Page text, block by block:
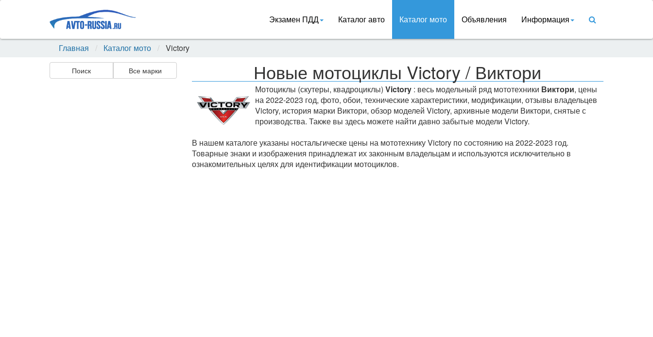
Экзамен ПДД Каталог авто Каталог мото Объявления Информация
Главная Каталог мото Victory
Поиск Все марки Новые мотоциклы Victory / Виктори
Мотоциклы (скутеры, квадроциклы) Victory : весь модельный ряд мототехники Виктори, цены
на 2022-2023 год, фото, обои, технические характеристики, модификации, отзывы владельцев
Victory, история марки Виктори, обзор моделей Victory, архивные модели Виктори, снятые с
производства. Также вы здесь можете найти давно забытые модели Victory.
В нашем каталоге указаны ностальгическе цены на мототехнику Victory по состоянию на 2022-2023 год.
Товарные знаки и изображения принадлежат их законным владельцам и используются исключительно в
ознакомительных целях для идентификации мотоциклов.